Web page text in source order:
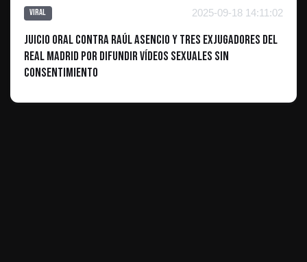
Viral 2025-09-18 14:11:02
Juicio oral contra Raúl Asencio y tres exjugadores del
Real Madrid por difundir vídeos sexuales sin
consentimiento